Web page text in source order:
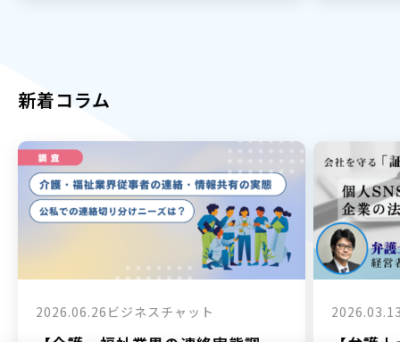
新着コラム
2026.06.26 ビジネスチャット